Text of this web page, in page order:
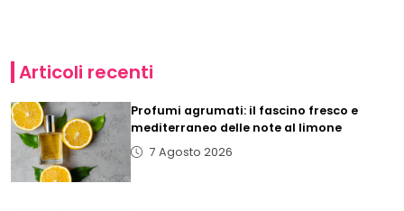
Articoli recenti
Profumi agrumati: il fascino fresco e
mediterraneo delle note al limone
7 Agosto 2026